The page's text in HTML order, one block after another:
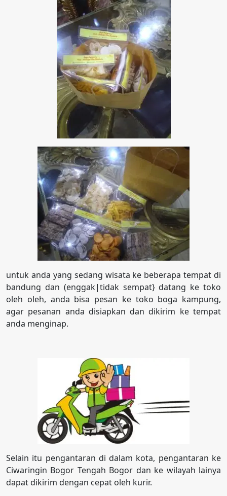
untuk anda yang sedang wisata ke beberapa tempat di
bandung dan (enggak|tidak sempat} datang ke toko
oleh oleh, anda bisa pesan ke toko boga kampung,
agar pesanan anda disiapkan dan dikirim ke tempat
anda menginap.
Selain itu pengantaran di dalam kota, pengantaran ke
Ciwaringin Bogor Tengah Bogor dan ke wilayah lainya
dapat dikirim dengan cepat oleh kurir.